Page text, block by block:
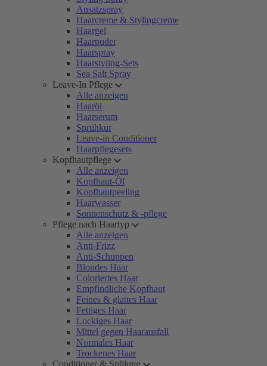
Ansatzspray
Haarcreme & Stylingcreme
Haargel
Haarpuder
Haarspray
Haarstyling-Sets
Sea Salt Spray
Leave-In Pflege
Alle anzeigen
Haaröl
Haarserum
Sprühkur
Leave-in Conditioner
Haarpflegesets
Kopfhautpflege
Alle anzeigen
Kopfhaut-Öl
Kopfhautpeeling
Haarwasser
Sonnenschutz & -pflege
Pflege nach Haartyp
Alle anzeigen
Anti-Frizz
Anti-Schuppen
Blondes Haar
Coloriertes Haar
Empfindliche Kopfhaut
Feines & glattes Haar
Fettiges Haar
Lockiges Haar
Mittel gegen Haarausfall
Normales Haar
Trockenes Haar
Conditioner & Spülung